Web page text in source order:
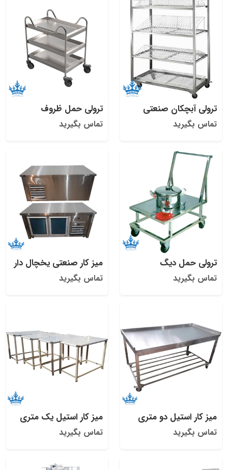
ترولی آبچکان صنعتی
تماس بگیرید
ترولی حمل ظروف
تماس بگیرید
ترولی حمل دیگ
تماس بگیرید
میز کار صنعتی یخچال دار
تماس بگیرید
میز کار استیل دو متری
تماس بگیرید
میز کار استیل یک متری
تماس بگیرید